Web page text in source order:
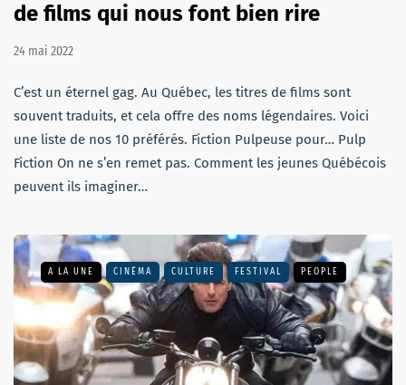
de films qui nous font bien rire
24 mai 2022
C’est un éternel gag. Au Québec, les titres de films sont
souvent traduits, et cela offre des noms légendaires. Voici
une liste de nos 10 préférés. Fiction Pulpeuse pour… Pulp
Fiction On ne s’en remet pas. Comment les jeunes Québécois
peuvent ils imaginer…
A LA UNE CINÉMA CULTURE FESTIVAL PEOPLE